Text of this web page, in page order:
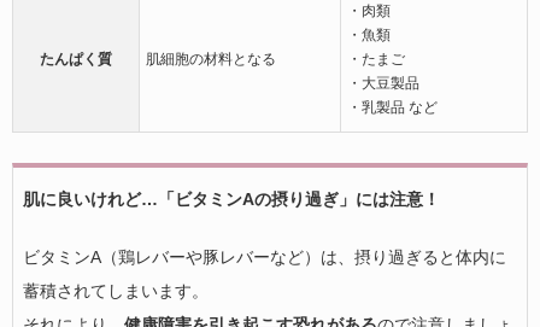
たんぱく質 肌細胞の材料となる
・肉類
・魚類
・たまご
・大豆製品
・乳製品 など
肌に良いけれど…「ビタミンAの摂り過ぎ」には注意！
ビタミンA（鶏レバーや豚レバーなど）は、摂り過ぎると体内に
蓄積されてしまいます。